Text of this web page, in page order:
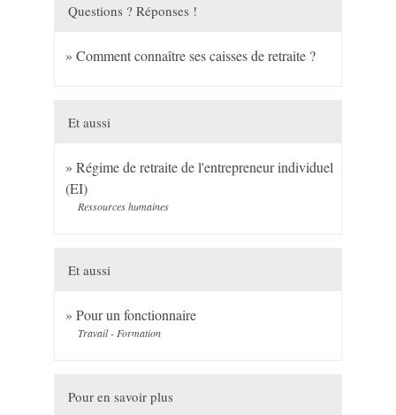
Questions ? Réponses !
Comment connaître ses caisses de retraite ?
Et aussi
Régime de retraite de l'entrepreneur individuel
(EI)
Ressources humaines
Et aussi
Pour un fonctionnaire
Travail - Formation
Pour en savoir plus